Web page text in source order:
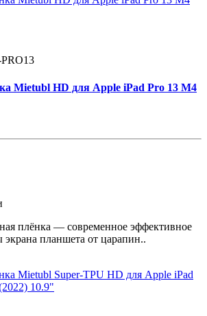
Mietubl HD для Apple iPad Pro 13 M4
плёнка — современное эффективное
планшета от царапин..